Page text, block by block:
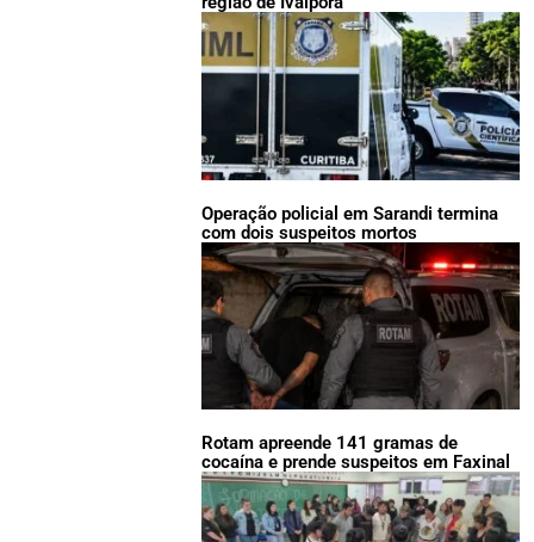
Operação policial em Sarandi termina
com dois suspeitos mortos
Rotam apreende 141 gramas de
cocaína e prende suspeitos em Faxinal